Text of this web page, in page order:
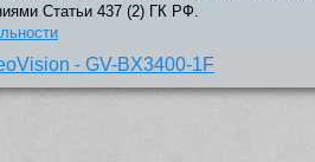
Статьи 437 (2) ГК РФ.
- GV-BX3400-1F